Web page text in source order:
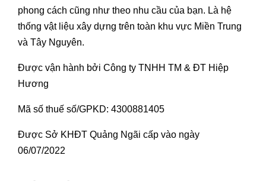
phong cách cũng như theo nhu cầu của bạn. Là hệ
thống vật liệu xây dựng trên toàn khu vực Miền Trung
và Tây Nguyên.
Được vận hành bởi Công ty TNHH TM & ĐT Hiệp
Hương
Mã số thuế số/GPKD: 4300881405
Được Sở KHĐT Quảng Ngãi cấp vào ngày
06/07/2022